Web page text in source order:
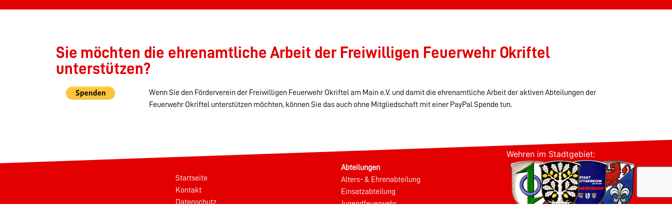
Sie möchten die ehrenamtliche Arbeit der Freiwilligen Feuerwehr Okriftel
unterstützen?
Wenn Sie den Förderverein der Freiwilligen Feuerwehr Okriftel am Main e.V. und damit die ehrenamtliche Arbeit der aktiven Abteilungen der
Feuerwehr Okriftel unterstützen möchten, können Sie das auch ohne Mitgliedschaft mit einer PayPal Spende tun.
Startseite
Kontakt
Datenschutz
Abteilungen
Alters- & Ehrenabteilung
Einsatzabteilung
Jugendfeuerwehr
Wehren im Stadtgebiet: